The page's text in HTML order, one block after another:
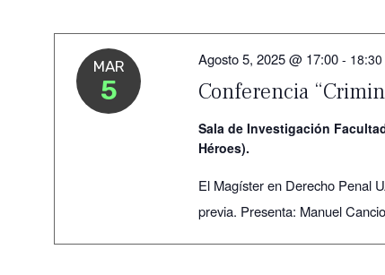
MAR
5 Conferencia
Agosto 5, 2025 @ 17:00- 18:30
Sala de Investigación
Héroes).
El Magíster en Derecho Penal
previa. Presenta: Manuel